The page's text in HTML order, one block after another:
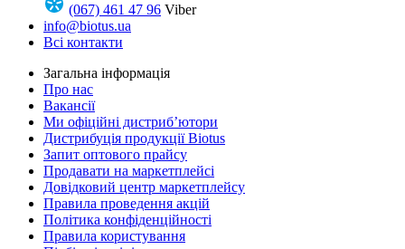
(067) 461 47 96 Viber
info@biotus.ua
Всі контакти
Загальна інформація
Про нас
Вакансії
Ми офіційні дистриб’ютори
Дистрибуція продукції Biotus
Запит оптового прайсу
Продавати на маркетплейсі
Довідковий центр маркетплейсу
Правила проведення акцій
Політика конфіденційності
Правила користування